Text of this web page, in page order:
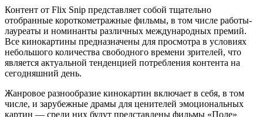
Контент от Flix Snip представляет собой тщательно
отобранные короткометражные фильмы, в том числе работы-
лауреаты и номинанты различных международных премий.
Все кинокартины предназначены для просмотра в условиях
небольшого количества свободного времени зрителей, что
является актуальной тенденцией потребления контента на
сегодняшний день.
Жанровое разнообразие кинокартин включает в себя, в том
числе, и зарубежные драмы для ценителей эмоциональных
картин — среди них будут представлены фильмы «Поле»